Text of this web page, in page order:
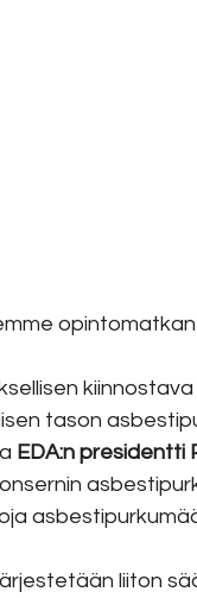
opintomatkan
tason
EDA:n presidentti
liiton